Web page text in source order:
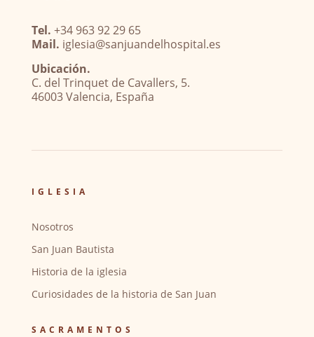
Tel. +34 963 92 29 65
Mail. iglesia@sanjuandelhospital.es
Ubicación.
C. del Trinquet de Cavallers, 5.
46003 Valencia, España
IGLESIA
Nosotros
San Juan Bautista
Historia de la iglesia
Curiosidades de la historia de San Juan
SACRAMENTOS